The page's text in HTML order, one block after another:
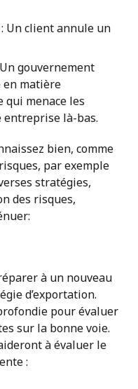
: Un client annule un
gouvernement
en matière
qui menace les
là-bas.
bien, comme
par exemple
stratégies,
des risques,
à un nouveau
d’exportation.
pour évaluer
sur la bonne voie.
à évaluer le
: